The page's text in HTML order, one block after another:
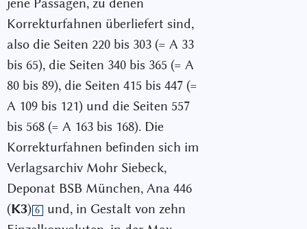
jene Passagen, zu denen
Korrekturfahnen überliefert sind,
also die Seiten 220 bis 303 (= A 33
bis 65), die Seiten 340 bis 365 (= A
80 bis 89), die Seiten 415 bis 447 (=
A 109 bis 121) und die Seiten 557
bis 568 (= A 163 bis 168). Die
Korrekturfahnen befinden sich im
Verlagsarchiv Mohr Siebeck,
Deponat BSB München, Ana 446
(K3) 6
und, in Gestalt von zehn